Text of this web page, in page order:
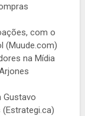
com o
(Muude.com)
na Mídia
Gustavo